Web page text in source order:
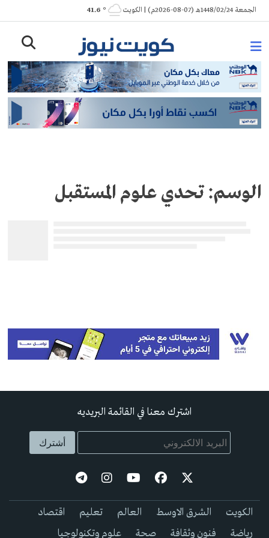
Skip
to
الجمعة 1448/02/24هـ (07-08-2026م) | الكويت ° 41.6
الوسم:تحدي علوم المستقبل
اشترك معنا في القائمة البريديه
الكويت الشرق الاوسط العالم تعليم
اقتصاد
رياضة
فنون وثقافة صحة علوم وتكنولوجيا